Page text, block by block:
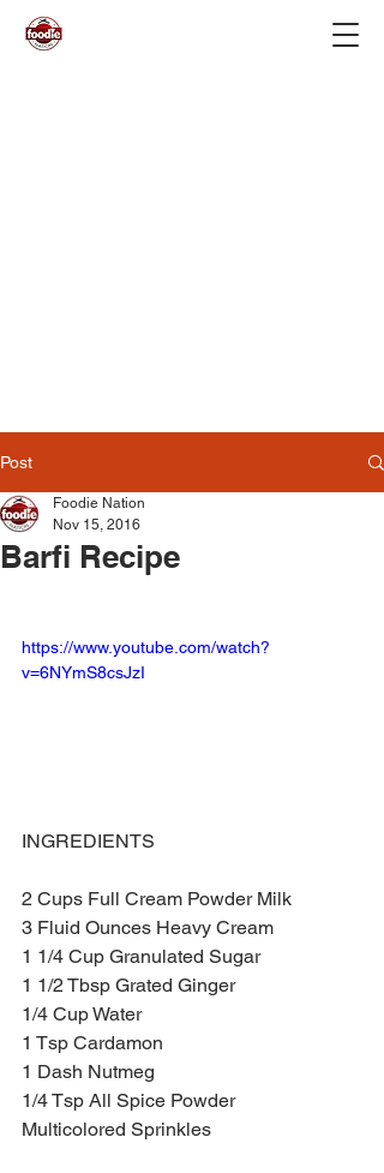
Post
Barfi Recipe
Foodie Nation
Nov 15, 2016
https://www.youtube.com/watch?
v=6NYmS8csJzI
INGREDIENTS
2 Cups Full Cream Powder Milk
3 Fluid Ounces Heavy Cream
1 1/4 Cup Granulated Sugar
1 1/2 Tbsp Grated Ginger
1/4 Cup Water
1 Tsp Cardamon
1 Dash Nutmeg
1/4 Tsp All Spice Powder
Multicolored Sprinkles